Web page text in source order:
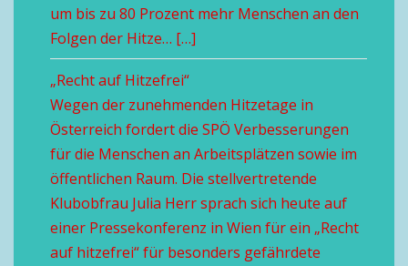
um bis zu 80 Prozent mehr Menschen an den
Folgen der Hitze… […]
„Recht auf Hitzefrei“
Wegen der zunehmenden Hitzetage in
Österreich fordert die SPÖ Verbesserungen
für die Menschen an Arbeitsplätzen sowie im
öffentlichen Raum. Die stellvertretende
Klubobfrau Julia Herr sprach sich heute auf
einer Pressekonferenz in Wien für ein „Recht
auf hitzefrei“ für besonders gefährdete